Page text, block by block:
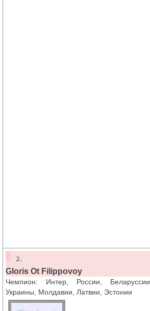
Gloris Ot Filippovoy
Чемпион: Интер, России, Беларуссии,
Украины, Молдавии, Латвии, Эстонии